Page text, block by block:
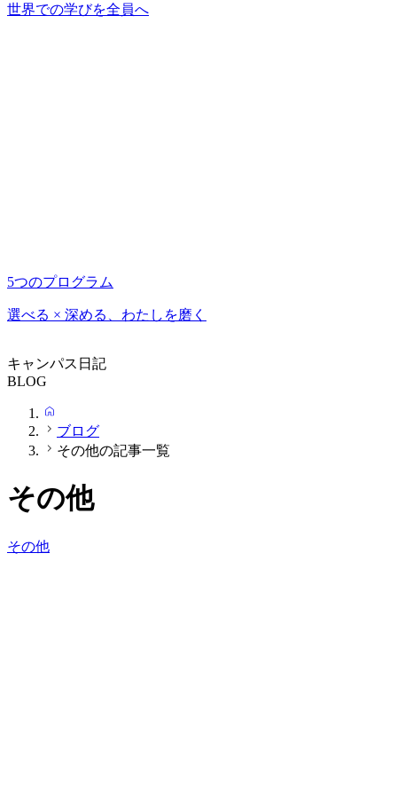
世界での学びを全員へ
5つのプログラム
選べる × 深める、わたしを磨く
キャンパス日記
BLOG
ブログ
その他の記事一覧
その他
その他